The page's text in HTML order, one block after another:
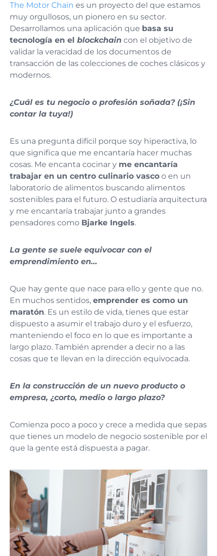
The Motor Chain es un proyecto del que estamos
muy orgullosos, un pionero en su sector.
Desarrollamos una aplicación que basa su
tecnología en el blockchain con el objetivo de
validar la veracidad de los documentos de
transacción de las colecciones de coches clásicos y
modernos.
¿Cuál es tu negocio o profesión soñada? (¡Sin
contar la tuya!)
Es una pregunta difícil porque soy hiperactiva, lo
que significa que me encantaría hacer muchas
cosas. Me encanta cocinar y me encantaría
trabajar en un centro culinario vasco o en un
laboratorio de alimentos buscando alimentos
sostenibles para el futuro. O estudiaría arquitectura
y me encantaría trabajar junto a grandes
pensadores como Bjarke Ingels.
La gente se suele equivocar con el
emprendimiento en…
Que hay gente que nace para ello y gente que no.
En muchos sentidos, emprender es como un
maratón. Es un estilo de vida, tienes que estar
dispuesto a asumir el trabajo duro y el esfuerzo,
manteniendo el foco en lo que es importante a
largo plazo. También aprender a decir no a las
cosas que te llevan en la dirección equivocada.
En la construcción de un nuevo producto o
empresa, ¿corto, medio o largo plazo?
Comienza poco a poco y crece a medida que sepas
que tienes un modelo de negocio sostenible por el
que la gente está dispuesta a pagar.